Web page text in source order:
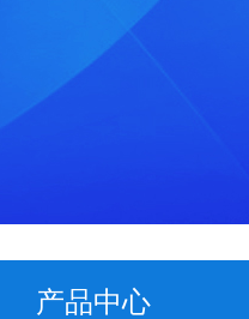
产品中心